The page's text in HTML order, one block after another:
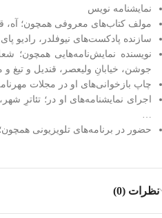
نمایشنامه نویس
مولف کتاب‌های معروفی همچون؛ آه،
سازنده پادکست‌های نیوفلدر، رادیو
نویسنده نمایش‌نامه‌هایی همچون؛
جوشن، خیابانِ ولیعصر، قندیل و تیغ
چاپ بازخوانی‌های او در مجلات
اجرای نمایشنامه‌های او در؛ تئاترِ
…
حضور در برنامه‌های تلویزیونی
نظرات (0)